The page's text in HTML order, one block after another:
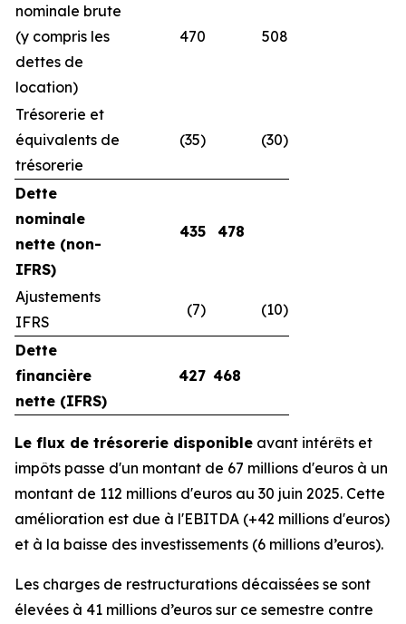
nominale brute
(y compris les
dettes de
location)
470 508
Trésorerie et
équivalents de
trésorerie
(35) (30)
Dette
nominale
nette (non-
IFRS)
435 478
Ajustements
IFRS
(7) (10)
Dette
financière
nette (IFRS)
427 468
Le flux de trésorerie disponible avant intérêts et
impôts passe d'un montant de 67 millions d'euros à un
montant de 112 millions d'euros au 30 juin 2025. Cette
amélioration est due à l'EBITDA (+42 millions d'euros)
et à la baisse des investissements (6 millions d’euros).
Les charges de restructurations décaissées se sont
élevées à 41 millions d’euros sur ce semestre contre